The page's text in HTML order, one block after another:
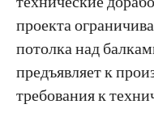
проекта
потолка над
предъявляет к
требования к